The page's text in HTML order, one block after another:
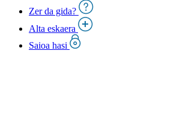
Zer da gida?
Alta eskaera
Saioa hasi